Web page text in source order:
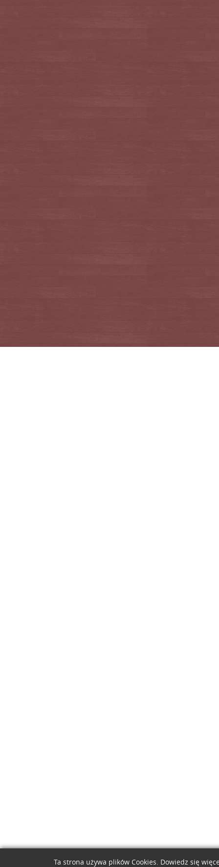
Ta strona używa plików Cookies. Dowiedz się